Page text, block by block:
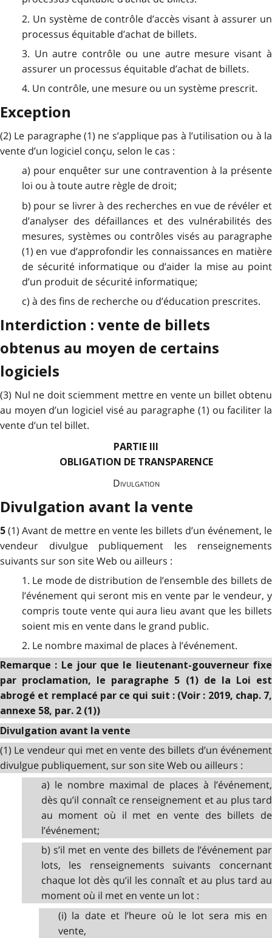
2. Un système de contrôle d’accès visant à assurer un
processus équitable d’achat de billets.
3. Un autre contrôle ou une autre mesure visant à
assurer un processus équitable d’achat de billets.
4. Un contrôle, une mesure ou un système prescrit.
Exception
(2) Le paragraphe (1) ne s’applique pas à l’utilisation ou à la
vente d’un logiciel conçu, selon le cas :
a) pour enquêter sur une contravention à la présente
loi ou à toute autre règle de droit;
b) pour se livrer à des recherches en vue de révéler et
d’analyser des défaillances et des vulnérabilités des
mesures, systèmes ou contrôles visés au paragraphe
(1) en vue d’approfondir les connaissances en matière
de sécurité informatique ou d’aider la mise au point
d’un produit de sécurité informatique;
c) à des fins de recherche ou d’éducation prescrites.
Interdiction : vente de billets
obtenus au moyen de certains
logiciels
(3) Nul ne doit sciemment mettre en vente un billet obtenu
au moyen d’un logiciel visé au paragraphe (1) ou faciliter la
vente d’un tel billet.
PARTIE III
OBLIGATION DE TRANSPARENCE
Divulgation
Divulgation avant la vente
5 (1) Avant de mettre en vente les billets d’un événement, le
vendeur divulgue publiquement les renseignements
suivants sur son site Web ou ailleurs :
1. Le mode de distribution de l’ensemble des billets de
l’événement qui seront mis en vente par le vendeur, y
compris toute vente qui aura lieu avant que les billets
soient mis en vente dans le grand public.
2. Le nombre maximal de places à l’événement.
Remarque : Le jour que le lieutenant-gouverneur fixe
par proclamation, le paragraphe 5 (1) de la Loi est
abrogé et remplacé par ce qui suit : (Voir : 2019, chap. 7,
annexe 58, par. 2 (1))
Divulgation avant la vente
(1) Le vendeur qui met en vente des billets d’un événement
divulgue publiquement, sur son site Web ou ailleurs :
a) le nombre maximal de places à l’événement,
dès qu’il connaît ce renseignement et au plus tard
au moment où il met en vente des billets de
l’événement;
b) s’il met en vente des billets de l’événement par
lots, les renseignements suivants concernant
chaque lot dès qu’il les connaît et au plus tard au
moment où il met en vente un lot :
(i) la date et l’heure où le lot sera mis en
vente,